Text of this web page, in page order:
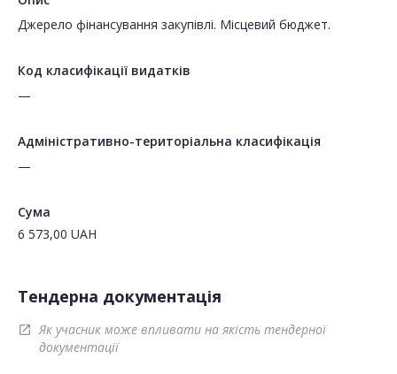
Джерело фінансування закупівлі. Місцевий бюджет.
Код класифікації видатків
—
Адміністративно-територіальна класифікація
—
Сума
6 573,00 UAH
Тендерна документація
open_in_new
Як учасник може впливати на якість тендерної
документації